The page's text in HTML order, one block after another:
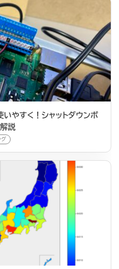
やすく！シャットダウンボ
説
グ